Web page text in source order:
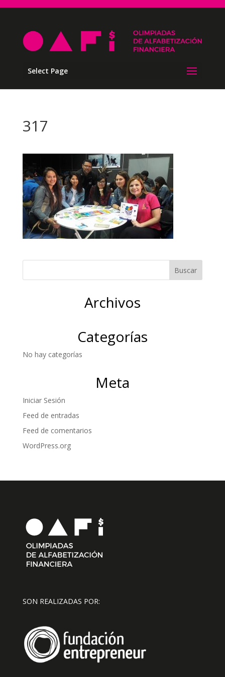
Select Page
317
Archivos
Categorías
No hay categorías
Meta
Iniciar Sesión
Feed de entradas
Feed de comentarios
WordPress.org
SON REALIZADAS POR: